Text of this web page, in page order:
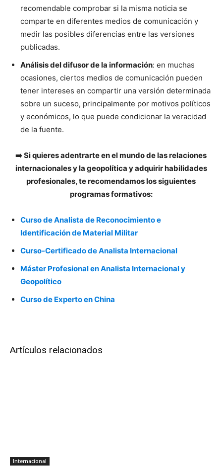
recomendable comprobar si la misma noticia se
comparte en diferentes medios de comunicación y
medir las posibles diferencias entre las versiones
publicadas.
Análisis del difusor de la información: en muchas
ocasiones, ciertos medios de comunicación pueden
tener intereses en compartir una versión determinada
sobre un suceso, principalmente por motivos políticos
y económicos, lo que puede condicionar la veracidad
de la fuente.
➡️ Si quieres adentrarte en el mundo de las relaciones
internacionales y la geopolítica y adquirir habilidades
profesionales, te recomendamos los siguientes
programas formativos:
Curso de Analista de Reconocimiento e
Identificación de Material Militar
Curso-Certificado de Analista Internacional
Máster Profesional en Analista Internacional y
Geopolítico
Curso de Experto en China
Artículos relacionados
Internacional